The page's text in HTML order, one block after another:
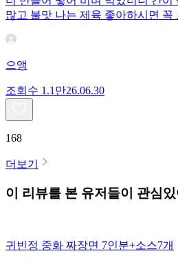
많고 불맛 나는 제육 좋아하시면 꼭
으앵
조회수 1.1만26.06.30
168
더보기
이 리뷰를 본 유저들이 관심
귀빈정 중화 짜장면 7인분+소스7개